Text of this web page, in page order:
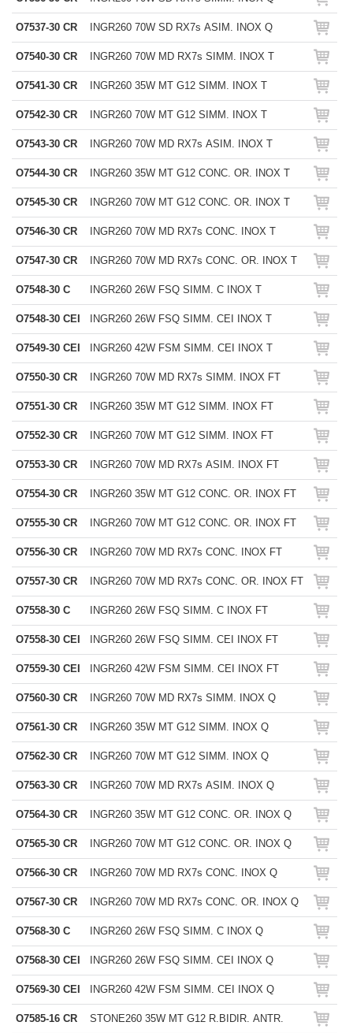
O7537-30 CR INGR260 70W SD RX7s ASIM. INOX Q
O7540-30 CR INGR260 70W MD RX7s SIMM. INOX T
O7541-30 CR INGR260 35W MT G12 SIMM. INOX T
O7542-30 CR INGR260 70W MT G12 SIMM. INOX T
O7543-30 CR INGR260 70W MD RX7s ASIM. INOX T
O7544-30 CR INGR260 35W MT G12 CONC. OR. INOX T
O7545-30 CR INGR260 70W MT G12 CONC. OR. INOX T
O7546-30 CR INGR260 70W MD RX7s CONC. INOX T
O7547-30 CR INGR260 70W MD RX7s CONC. OR. INOX T
O7548-30 C INGR260 26W FSQ SIMM. C INOX T
O7548-30 CEI INGR260 26W FSQ SIMM. CEI INOX T
O7549-30 CEI INGR260 42W FSM SIMM. CEI INOX T
O7550-30 CR INGR260 70W MD RX7s SIMM. INOX FT
O7551-30 CR INGR260 35W MT G12 SIMM. INOX FT
O7552-30 CR INGR260 70W MT G12 SIMM. INOX FT
O7553-30 CR INGR260 70W MD RX7s ASIM. INOX FT
O7554-30 CR INGR260 35W MT G12 CONC. OR. INOX FT
O7555-30 CR INGR260 70W MT G12 CONC. OR. INOX FT
O7556-30 CR INGR260 70W MD RX7s CONC. INOX FT
O7557-30 CR INGR260 70W MD RX7s CONC. OR. INOX FT
O7558-30 C INGR260 26W FSQ SIMM. C INOX FT
O7558-30 CEI INGR260 26W FSQ SIMM. CEI INOX FT
O7559-30 CEI INGR260 42W FSM SIMM. CEI INOX FT
O7560-30 CR INGR260 70W MD RX7s SIMM. INOX Q
O7561-30 CR INGR260 35W MT G12 SIMM. INOX Q
O7562-30 CR INGR260 70W MT G12 SIMM. INOX Q
O7563-30 CR INGR260 70W MD RX7s ASIM. INOX Q
O7564-30 CR INGR260 35W MT G12 CONC. OR. INOX Q
O7565-30 CR INGR260 70W MT G12 CONC. OR. INOX Q
O7566-30 CR INGR260 70W MD RX7s CONC. INOX Q
O7567-30 CR INGR260 70W MD RX7s CONC. OR. INOX Q
O7568-30 C INGR260 26W FSQ SIMM. C INOX Q
O7568-30 CEI INGR260 26W FSQ SIMM. CEI INOX Q
O7569-30 CEI INGR260 42W FSM SIMM. CEI INOX Q
O7585-16 CR STONE260 35W MT G12 R.BIDIR. ANTR.